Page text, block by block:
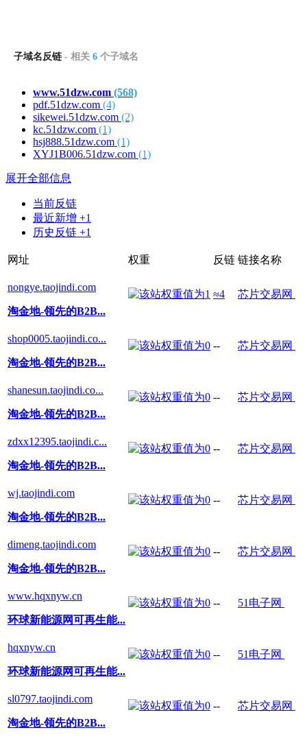
子域名反链 - 相关 6 个子域名
www.51dzw.com (568)
pdf.51dzw.com (4)
sikewei.51dzw.com (2)
kc.51dzw.com (1)
hsj888.51dzw.com (1)
XYJ1B006.51dzw.com (1)
展开全部信息
当前反链
最近新增 +1
历史反链 +1
网址 权重 反链 链接名称
nongye.taojindi.com
淘金地-领先的B2B...
≈4 芯片交易网
shop0005.taojindi.co...
淘金地-领先的B2B...
-- 芯片交易网
shanesun.taojindi.co...
淘金地-领先的B2B...
-- 芯片交易网
zdxx12395.taojindi.c...
淘金地-领先的B2B...
-- 芯片交易网
wj.taojindi.com
淘金地-领先的B2B...
-- 芯片交易网
dimeng.taojindi.com
淘金地-领先的B2B...
-- 芯片交易网
www.hqxnyw.cn
环球新能源网可再生能...
-- 51电子网
hqxnyw.cn
环球新能源网可再生能...
-- 51电子网
sl0797.taojindi.com
淘金地-领先的B2B...
-- 芯片交易网